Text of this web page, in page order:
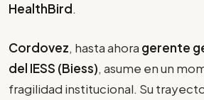
HealthBird.
Cordovez, hasta ahora gerente
del IESS (Biess), asume en un
fragilidad institucional. Su